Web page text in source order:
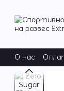
О нас